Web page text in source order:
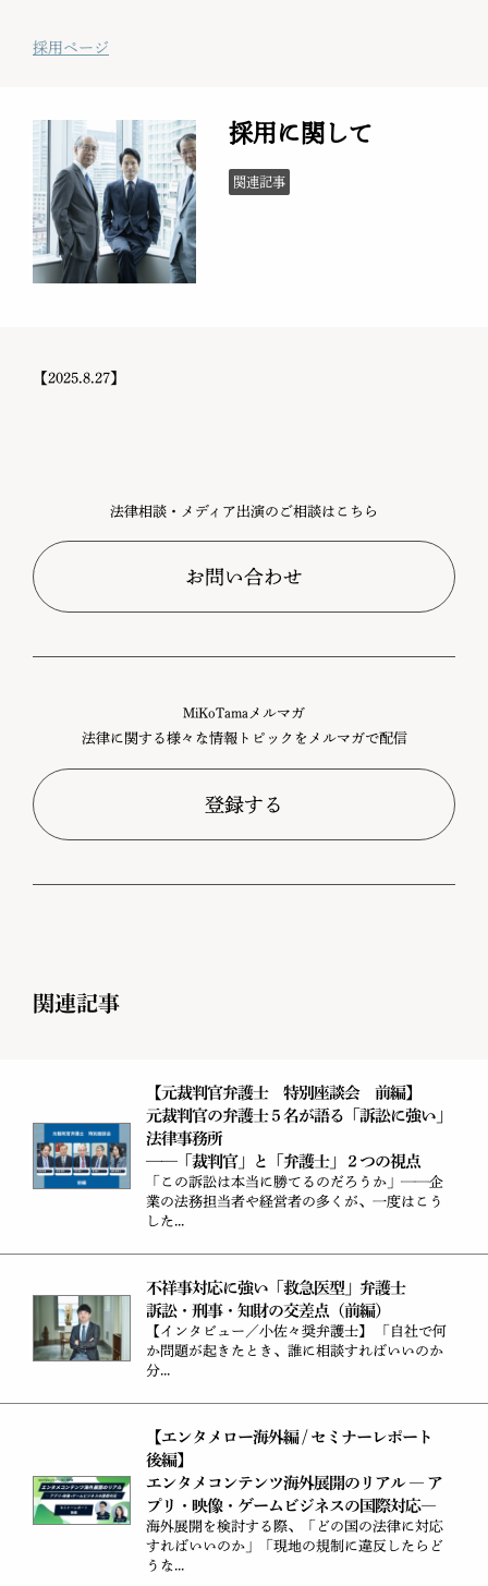
採用ページ
【2025.8.27】
法律相談・メディア出演のご相談はこちら
お問い合わせ
MiKoTamaメルマガ
法律に関する様々な情報トピックをメルマガで配信
登録する
関連記事
【元裁判官弁護士 特別座談会 前編】
元裁判官の弁護士５名が語る「訴訟に強い」
法律事務所
——「裁判官」と「弁護士」２つの視点
「この訴訟は本当に勝てるのだろうか」——企
業の法務担当者や経営者の多くが、一度はこう
した...
不祥事対応に強い「救急医型」弁護士
訴訟・刑事・知財の交差点（前編）
【インタビュー／小佐々奨弁護士】 「自社で何
か問題が起きたとき、誰に相談すればいいのか
分...
【エンタメロー海外編 / セミナーレポート
後編】
エンタメコンテンツ海外展開のリアル ― ア
プリ・映像・ゲームビジネスの国際対応―
海外展開を検討する際、「どの国の法律に対応
すればいいのか」「現地の規制に違反したらど
うな...